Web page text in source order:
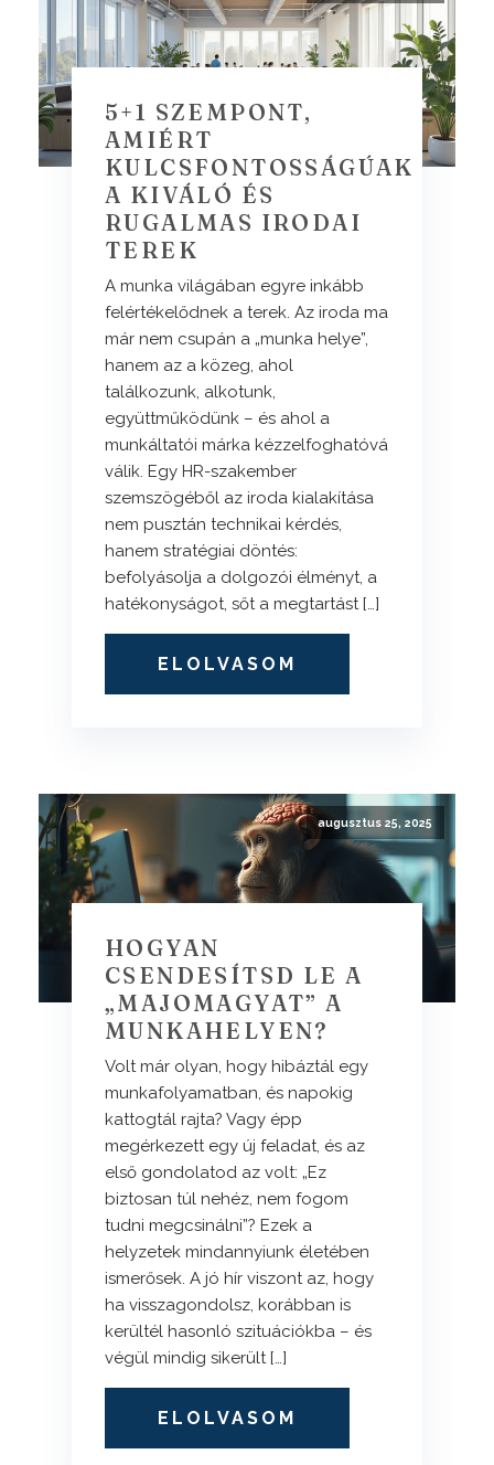
5+1 SZEMPONT,
AMIÉRT
KULCSFONTOSSÁGÚAK
A KIVÁLÓ ÉS
RUGALMAS IRODAI
TEREK
A munka világában egyre inkább
felértékelődnek a terek. Az iroda ma
már nem csupán a „munka helye”,
hanem az a közeg, ahol
találkozunk, alkotunk,
együttműködünk – és ahol a
munkáltatói márka kézzelfoghatóvá
válik. Egy HR-szakember
szemszögéből az iroda kialakítása
nem pusztán technikai kérdés,
hanem stratégiai döntés:
befolyásolja a dolgozói élményt, a
hatékonyságot, sőt a megtartást […]
ELOLVASOM
augusztus 25, 2025
HOGYAN
CSENDESÍTSD LE A
„MAJOMAGYAT” A
MUNKAHELYEN?
Volt már olyan, hogy hibáztál egy
munkafolyamatban, és napokig
kattogtál rajta? Vagy épp
megérkezett egy új feladat, és az
első gondolatod az volt: „Ez
biztosan túl nehéz, nem fogom
tudni megcsinálni”? Ezek a
helyzetek mindannyiunk életében
ismerősek. A jó hír viszont az, hogy
ha visszagondolsz, korábban is
kerültél hasonló szituációkba – és
végül mindig sikerült […]
ELOLVASOM